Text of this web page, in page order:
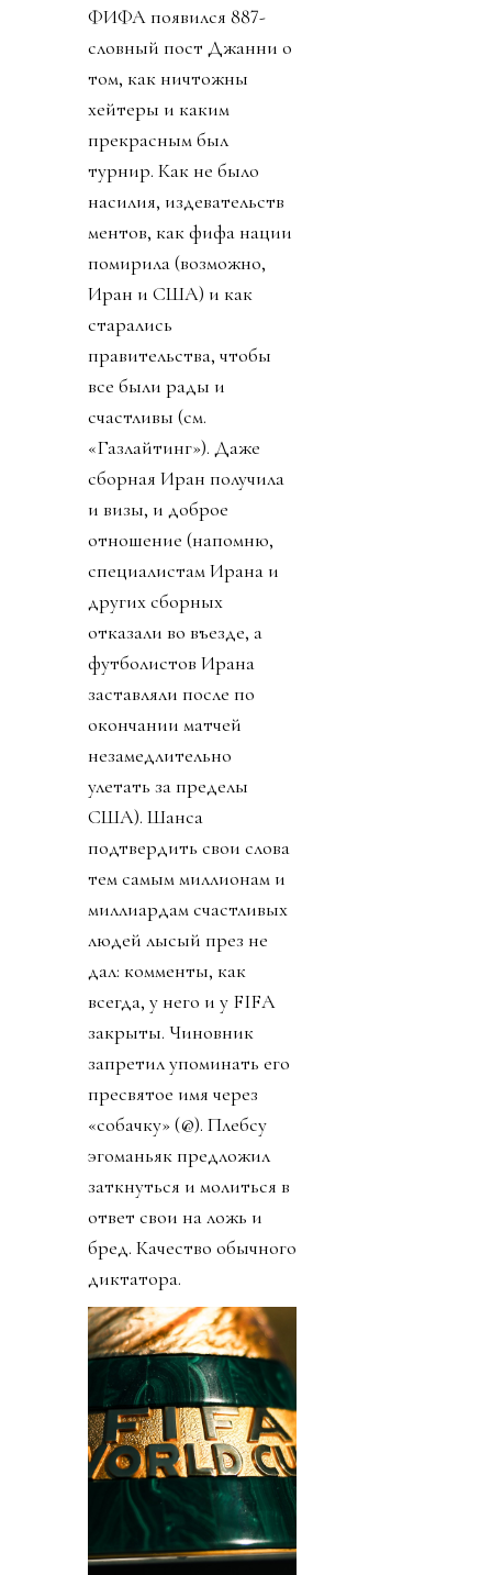
ФИФА появился 887-
словный пост Джанни о
том, как ничтожны
хейтеры и каким
прекрасным был
турнир. Как не было
насилия, издевательств
ментов, как фифа нации
помирила (возможно,
Иран и США) и как
старались
правительства, чтобы
все были рады и
счастливы (см.
«Газлайтинг»). Даже
сборная Иран получила
и визы, и доброе
отношение (напомню,
специалистам Ирана и
других сборных
отказали во въезде, а
футболистов Ирана
заставляли после по
окончании матчей
незамедлительно
улетать за пределы
США). Шанса
подтвердить свои слова
тем самым миллионам и
миллиардам счастливых
людей лысый през не
дал: комменты, как
всегда, у него и у FIFA
закрыты. Чиновник
запретил упоминать его
пресвятое имя через
«собачку» (@). Плебсу
эгоманьяк предложил
заткнуться и молиться в
ответ свои на ложь и
бред. Качество обычного
диктатора.